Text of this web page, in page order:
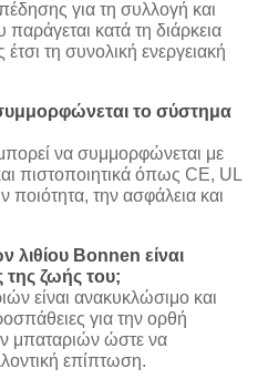
για τη συλλογή και
κατά τη διάρκεια
τη συνολική ενεργειακή
το σύστημα
να συμμορφώνεται με
πιστοποιητικά όπως CE, UL
ποιότητα, την ασφάλεια και
Bonnen είναι
ζωής του;
είναι ανακυκλώσιμο και
για την ορθή
μπαταριών ώστε να
επίπτωση.